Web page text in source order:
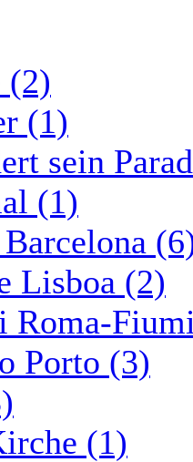
(2)
(1)
sein
(1)
Lisboa (2)
Roma-
Porto (3)
(1)